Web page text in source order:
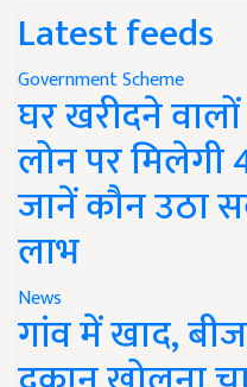
Latest feeds
Government Scheme
घर खरीदने
लोन पर मिलेगी
जानें कौन उठा
लाभ
News
गांव में खाद,